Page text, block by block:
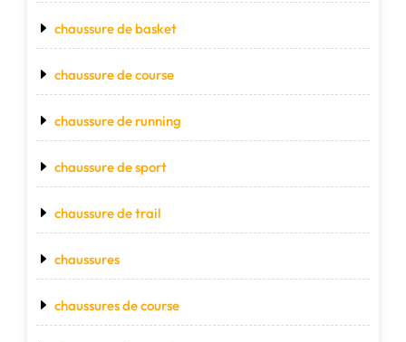
chaussure de basket
chaussure de course
chaussure de running
chaussure de sport
chaussure de trail
chaussures
chaussures de course